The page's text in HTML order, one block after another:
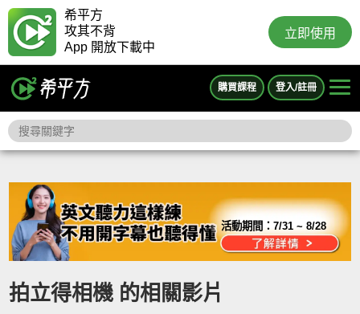
希平方
攻其不背
App 開放下載中
立即使用
購買課程 登入/註冊
活動期間：7/31 ~ 8/28
拍立得相機 的相關影片